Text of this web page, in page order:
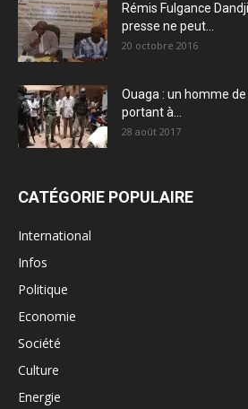
Rémis Fulgance
presse ne peut...
20 octobre 2016
Ouaga : un homme
portant à...
28 août 2017
CATÉGORIE POPULAIRE
International
Infos
Politique
Economie
Société
Culture
Energie